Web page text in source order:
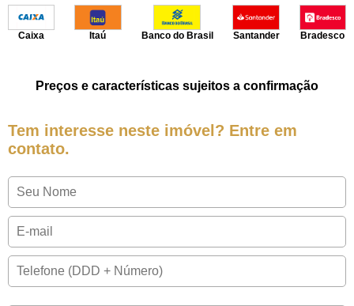
Caixa Itaú Banco do Brasil Santander Bradesco
Preços e características sujeitos a confirmação
Tem interesse neste imóvel? Entre em
contato.